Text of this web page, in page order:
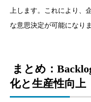
上します。これにより、
な意思決定が可能になりま
まとめ：
化と生産性向上